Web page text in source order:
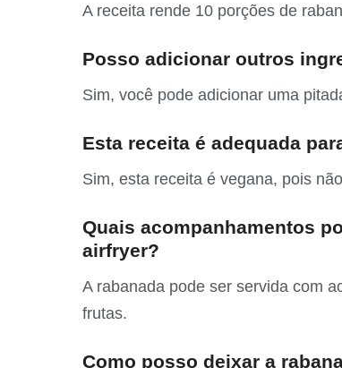
A receita rende 10 porções de
Posso adicionar outros
Sim, você pode adicionar uma
Esta receita é adequada
Sim, esta receita é vegana, pois
Quais acompanhamentos
airfryer?
A rabanada pode ser servida com
frutas.
Como posso deixar a